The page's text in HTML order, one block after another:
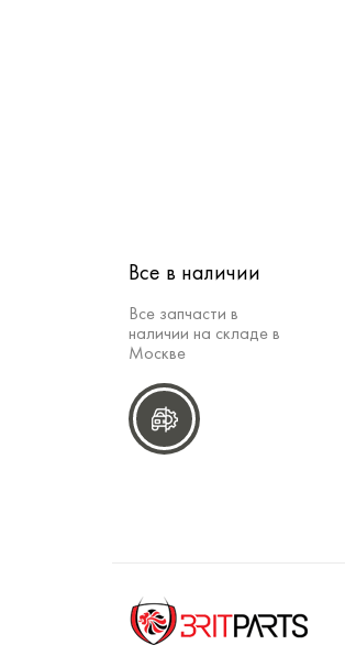
Все в наличии
Все запчасти в
наличии на складе в
Москве